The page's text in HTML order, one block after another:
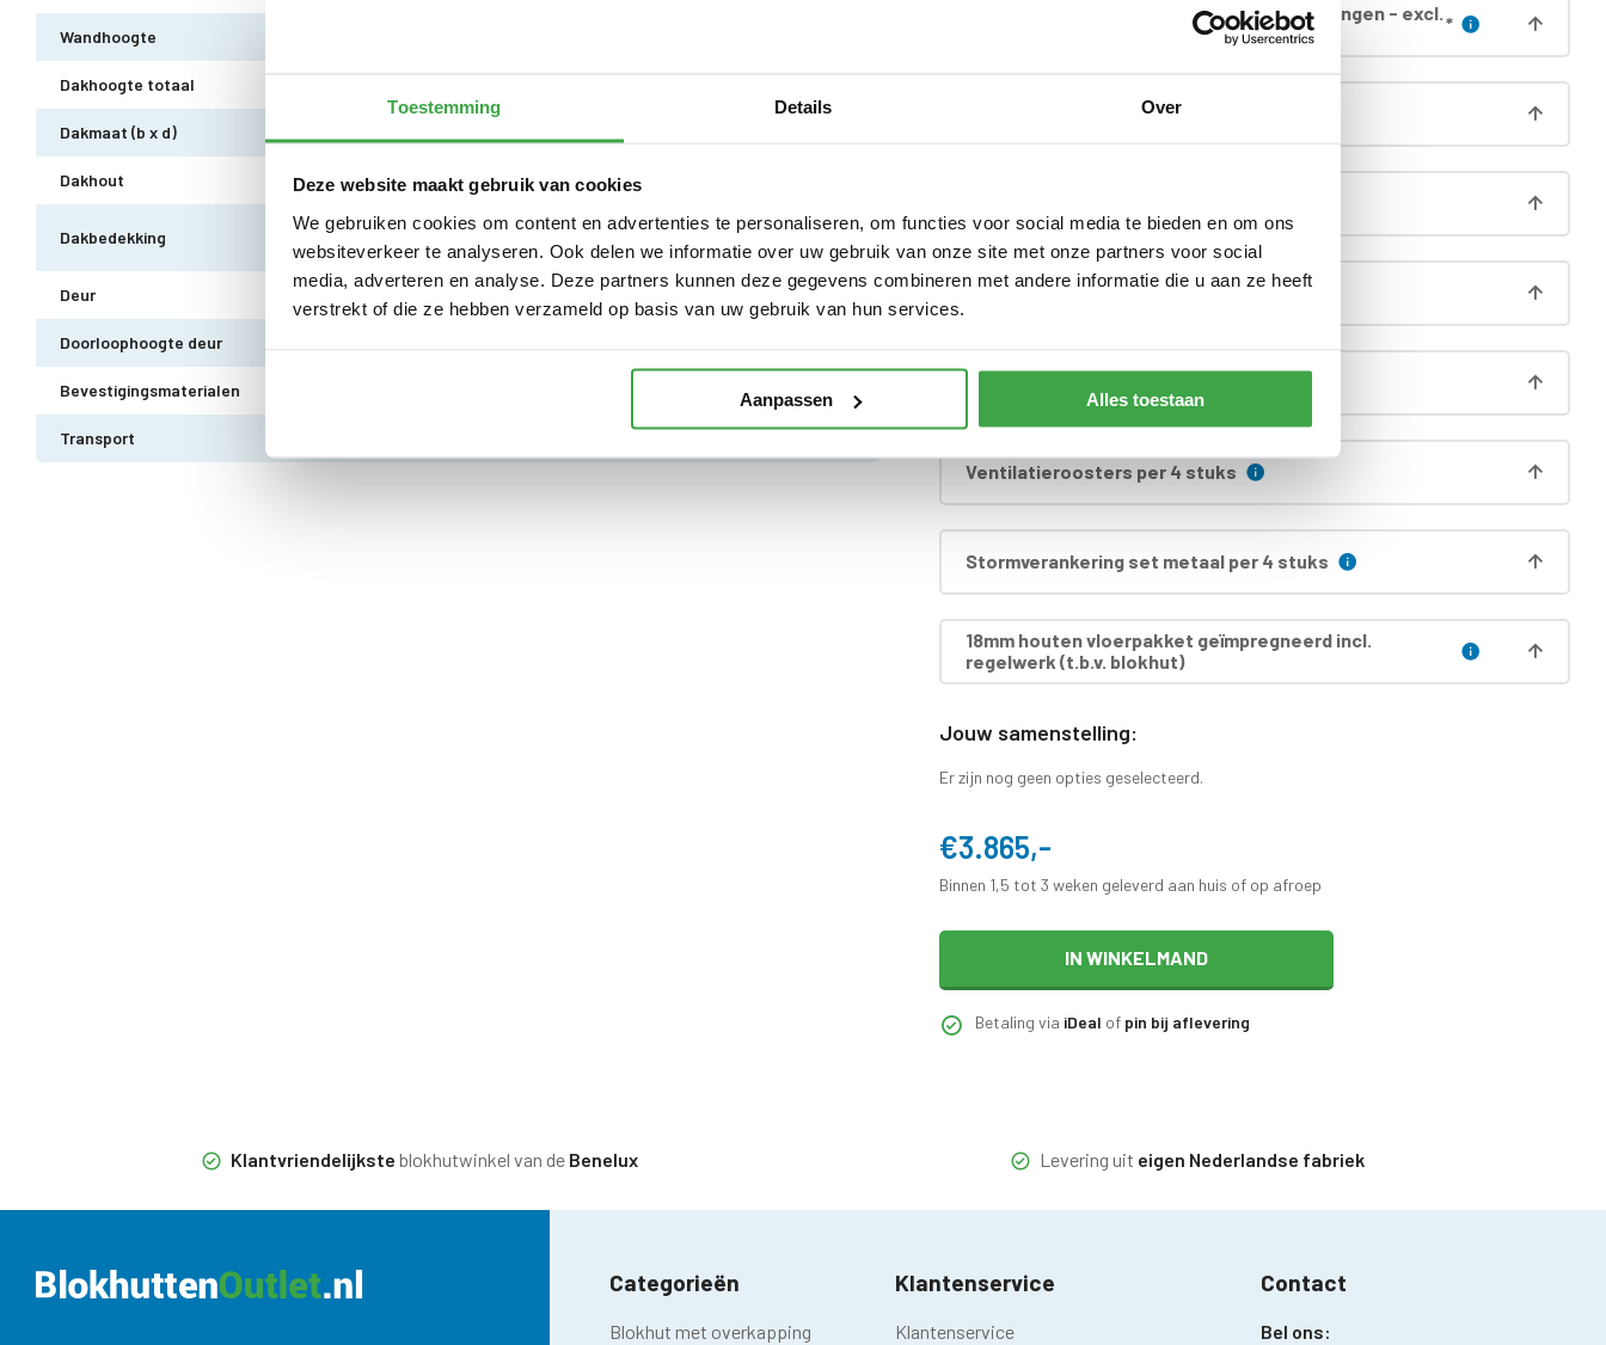
Toestemming Details Over
Deze website maakt gebruik van cookies
We gebruiken cookies om content en advertenties te personaliseren, om functies voor social media te bieden en om ons
websiteverkeer te analyseren. Ook delen we informatie over uw gebruik van onze site met onze partners voor social
media, adverteren en analyse. Deze partners kunnen deze gegevens combineren met andere informatie die u aan ze heeft
verstrekt of die ze hebben verzameld op basis van uw gebruik van hun services.
Aanpassen Alles toestaan
Wandhoogte
Dakhoogte totaal
Dakmaat (b x d)
Dakhout 18 mm dakhout
Dakbedekking
EPDM uit 1 stuk geleverd incl. kit, dakdoorvoer en regenpijp tot aan maaiveld -
10 jaar garantie
Deur Dubbele deur zonder drempel - voorzien van echt glas
Doorloophoogte deur
Bevestigingsmaterialen
Transport
Dompel-impregnatie dak (incl. boei & gordingen - excl.*
Dompel-impregnatie deur incl. kozijn
Hardhouten funderingsprofielen
Ventilatieroosters per 4 stuks
Stormverankering set metaal per 4 stuks
18mm houten vloerpakket geïmpregneerd incl.
regelwerk (t.b.v. blokhut)
Jouw samenstelling:
Er zijn nog geen opties geselecteerd.
€3.865,-
Binnen 1,5 tot 3 weken geleverd aan huis of op afroep
IN WINKELMAND
Betaling via iDeal of pin bij aflevering
Klantvriendelijkste blokhutwinkel van de Benelux Levering uit eigen Nederlandse fabriek
Categorieën
Blokhut met overkapping
Klantenservice
Klantenservice
Contact
Bel ons: